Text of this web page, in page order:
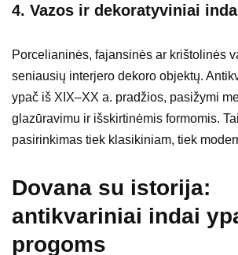
4. Vazos ir dekoratyviniai
Porcelianinės, fajansinės ar krištolinės
seniausių interjero dekoro objektų.
ypač iš XIX–XX a. pradžios, pasižymi
glazūravimu ir išskirtinėmis formomis.
pasirinkimas tiek klasikiniam, tiek
Dovana su istorija:
antikvariniai indai
progoms